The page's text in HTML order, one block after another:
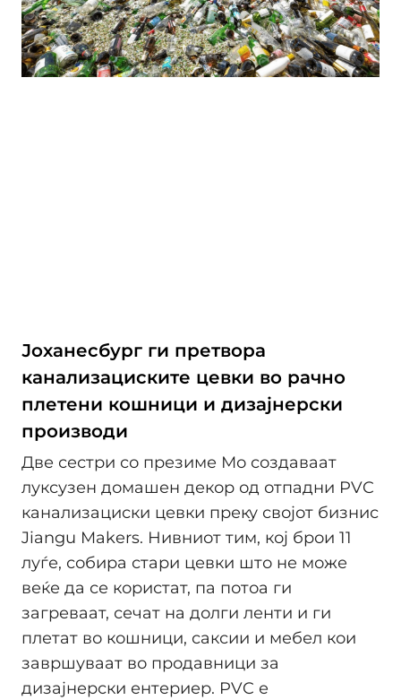
Јоханесбург ги претвора
канализациските цевки во рачно
плетени кошници и дизајнерски
производи
Две сестри со презиме Мо создаваат
луксузен домашен декор од отпадни PVC
канализациски цевки преку својот бизнис
Jiangu Makers. Нивниот тим, кој брои 11
луѓе, собира стари цевки што не може
веќе да се користат, па потоа ги
загреваат, сечат на долги ленти и ги
плетат во кошници, саксии и мебел кои
завршуваат во продавници за
дизајнерски ентериер. PVC е